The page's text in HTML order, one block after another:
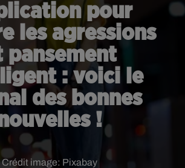
pour
les agressions
pansement
: voici le
des bonnes
!
Crédit image: Pixabay